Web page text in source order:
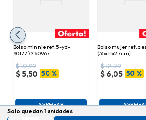
Solo quedan 1 unidades
Bolso minnie ref:5-yd-
90177 \ 260967
$10,99
$5,50 50 %
AGREGAR
Bolso mujer
(35x11x27cm)
$12,09
$ 6,05 50 %